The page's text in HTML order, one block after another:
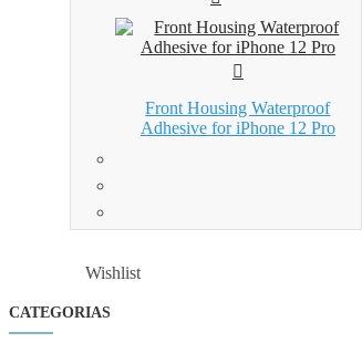
Front Housing Waterproof
Adhesive for iPhone 12 Pro
Wishlist
CATEGORIAS